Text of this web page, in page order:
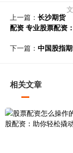
上一篇： 长沙期货
配资 专业股票配资
下一篇： 中国股指
相关文章